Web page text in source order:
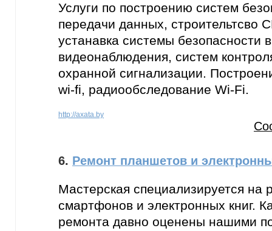
Услуги по построению систем
передачи данных, строительтсво
устанавка системы безопасности
видеонаблюдения, систем
охранной сигнализации.
wi-fi, радиообследование Wi-Fi.
http://axata.by
6. Ремонт планшетов и
Мастерская специализируется на
смартфонов и электронных книг.
ремонта давно оценены нашими